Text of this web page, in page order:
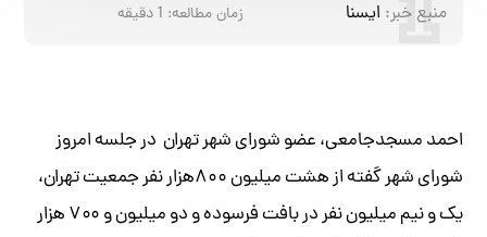
منبع خبر: ایسنا زمان مطالعه: 1دقیقه
احمد مسجدجامعی، عضو شورای شهر تهران در جلسه امروز
شورای شهر گفته از هشت میلیون ۸۰۰هزار نفر جمعیت تهران،
یک و نیم میلیون نفر در بافت فرسوده و دو میلیون و ۷۰۰ هزار